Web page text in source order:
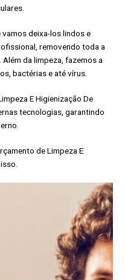
deixa-los lindos e
removendo toda a
da limpeza, fazemos a
bactérias e até vírus.
E Higienização De
tecnologias, garantindo
de Limpeza E